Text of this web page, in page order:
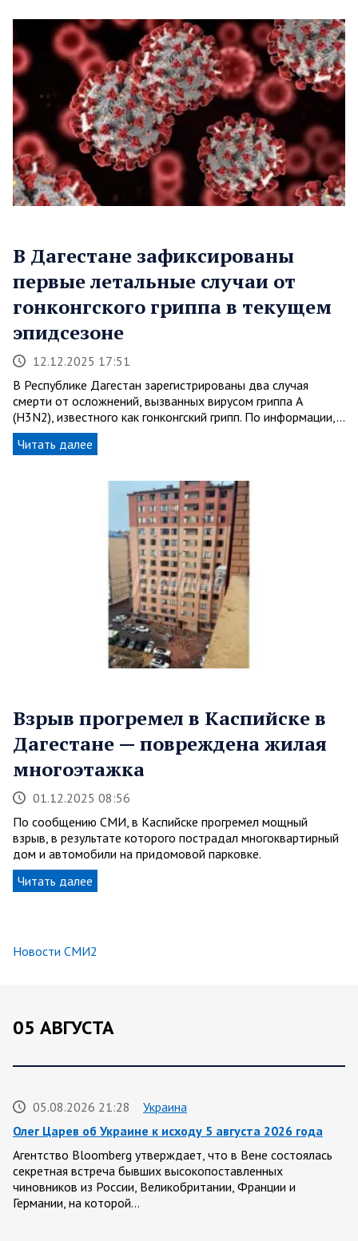
В Дагестане зафиксированы
первые летальные случаи от
гонконгского гриппа в текущем
эпидсезоне
12.12.2025 17:51
В Республике Дагестан зарегистрированы два случая
смерти от осложнений, вызванных вирусом гриппа A
(H3N2), известного как гонконгский грипп. По информации,…
Читать далее
Взрыв прогремел в Каспийске в
Дагестане — повреждена жилая
многоэтажка
01.12.2025 08:56
По сообщению СМИ, в Каспийске прогремел мощный
взрыв, в результате которого пострадал многоквартирный
дом и автомобили на придомовой парковке.
Читать далее
Новости СМИ2
05 АВГУСТА
05.08.2026 21:28
Украина
Олег Царев об Украине к исходу 5 августа 2026 года
Агентство Bloomberg утверждает, что в Вене состоялась
секретная встреча бывших высокопоставленных
чиновников из России, Великобритании, Франции и
Германии, на которой…